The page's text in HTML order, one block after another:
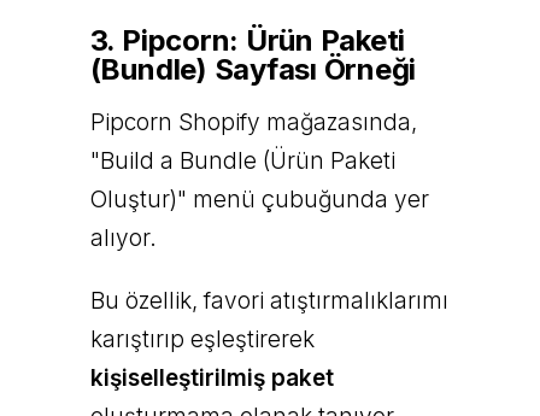
3. Pipcorn: Ürün Paketi
(Bundle) Sayfası Örneği
Pipcorn Shopify mağazasında,
"Build a Bundle (Ürün Paketi
Oluştur)" menü çubuğunda yer
alıyor.
Bu özellik, favori atıştırmalıklarımı
karıştırıp eşleştirerek
kişiselleştirilmiş paket